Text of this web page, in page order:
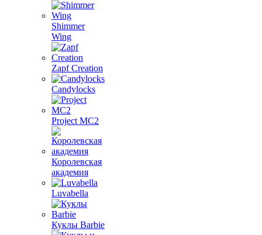
Shimmer
Wing
Zapf Creation
Candylocks
Project MС2
Королевская
академия
Luvabella
Куклы Barbie